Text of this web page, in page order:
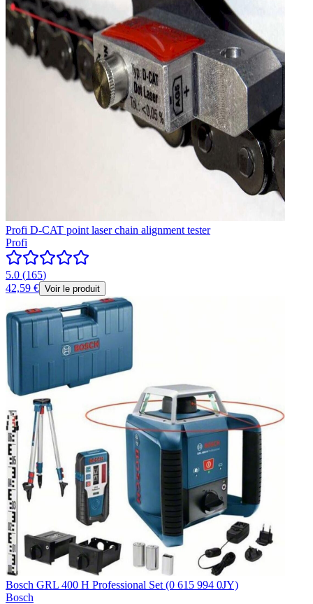
Profi D-CAT point laser chain alignment tester
Profi
5.0 (165)
42,59 € Voir le produit
Bosch GRL 400 H Professional Set (0 615 994 0JY)
Bosch